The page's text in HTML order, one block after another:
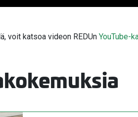
voit katsoa videon REDUn YouTube-